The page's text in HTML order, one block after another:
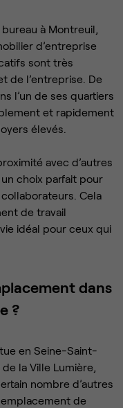
à Montreuil,
d’entreprise
sont très
de l’entreprise. De
l’un de ses quartiers
et rapidement
élevés.
avec d’autres
choix parfait pour
Cela
de travail
idéal pour ceux qui
dans
?
en Seine-Saint-
la Ville Lumière,
nombre d’autres
de